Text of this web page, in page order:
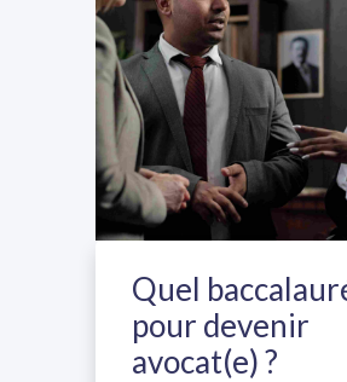
Quel
pour devenir
avocat(e) ?